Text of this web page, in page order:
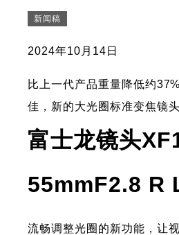
新闻稿
2024年10月14日
比上一代产品重量降低约
佳，新的大光圈标准变焦镜头
富士龙镜头
55mmF2.8 R
流畅调整光圈的新功能，让